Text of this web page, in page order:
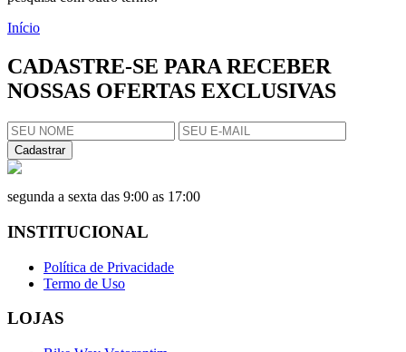
Início
CADASTRE-SE PARA RECEBER
NOSSAS OFERTAS EXCLUSIVAS
Cadastrar
segunda a sexta das 9:00 as 17:00
INSTITUCIONAL
Política de Privacidade
Termo de Uso
LOJAS